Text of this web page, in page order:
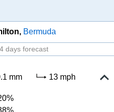
Bermuda
days forecast
mm 13 mph